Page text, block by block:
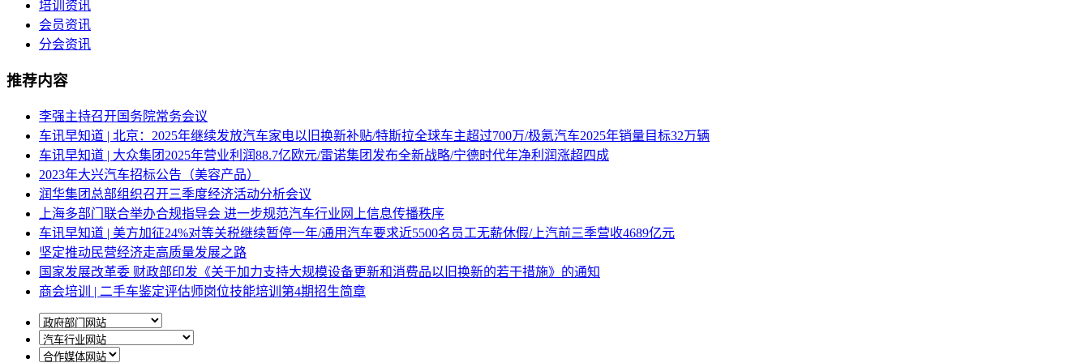
培训资讯
会员资讯
分会资讯
推荐内容
李强主持召开国务院常务会议
车讯早知道 | 北京：2025年继续发放汽车家电以旧换新补贴/特斯拉全球车主超过700万/极氪汽车2025年销量目标32万辆
车讯早知道 | 大众集团2025年营业利润88.7亿欧元/雷诺集团发布全新战略/宁德时代年净利润涨超四成
2023年大兴汽车招标公告（美容产品）
润华集团总部组织召开三季度经济活动分析会议
上海多部门联合举办合规指导会 进一步规范汽车行业网上信息传播秩序
车讯早知道 | 美方加征24%对等关税继续暂停一年/通用汽车要求近5500名员工无薪休假/上汽前三季营收4689亿元
坚定推动民营经济走高质量发展之路
国家发展改革委 财政部印发《关于加力支持大规模设备更新和消费品以旧换新的若干措施》的通知
商会培训 | 二手车鉴定评估师岗位技能培训第4期招生简章